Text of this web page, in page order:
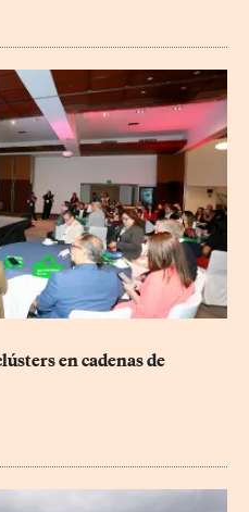
en cadenas de